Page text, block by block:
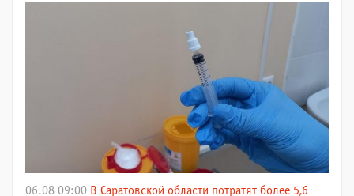
06.08 09:00 В Саратовской области потратят более 5,6